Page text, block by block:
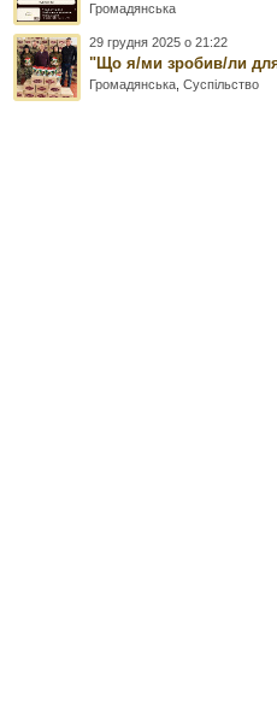
Громадянська
29 грудня 2025 о 21:22
"Що я/ми зробив/ли для
Громадянська ,Суспільство